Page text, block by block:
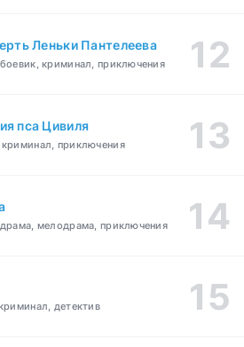
Леньки Пантелеева
криминал, приключения
пса Цивиля
приключения
мелодрама, приключения
детектив